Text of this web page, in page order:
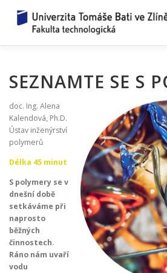
JAK TO FUNGUJE? ZEPTEJ SE
REZERVACE UPLYNULÉ
SEZNAMTE SE S
doc. Ing. Alena
Kalendová, Ph.D.
Ústav inženýrství
polymerů
Délka 45 minut
S polymery se v
dnešní době
setkáváme při
naprosto
běžných
činnostech.
Ráno nám uvaří
vodu